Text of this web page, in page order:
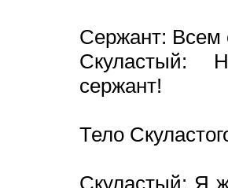
Сержант: Всем
Скуластый:
сержант!
Тело